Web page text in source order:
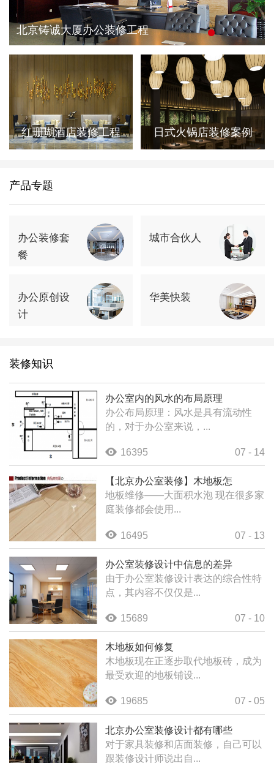
北京铸诚大厦办公装修工程
红珊瑚酒店装修工程 日式火锅店装修案例
产品专题
办公装修套
餐
城市合伙人
办公原创设
计
华美快装
装修知识
办公室内的风水的布局原理
办公布局原理：风水是具有流动性
的，对于办公室来说，...
16395 07 - 14
【北京办公室装修】木地板怎
地板维修——大面积水泡 现在很多家
庭装修都会使用...
16495 07 - 13
办公室装修设计中信息的差异
由于办公室装修设计表达的综合性特
点，其内容不仅仅是...
15689 07 - 10
木地板如何修复
木地板现在正逐步取代地板砖，成为
最受欢迎的地板铺设...
19685 07 - 05
北京办公室装修设计都有哪些
对于家具装修和店面装修，自己可以
跟装修设计师说出自...